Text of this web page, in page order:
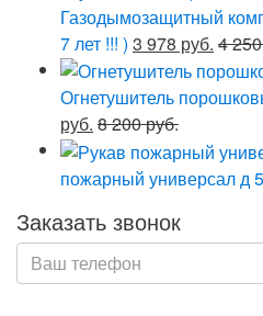
Газодымозащитный
7 лет !!! ) 3 978 руб. 4
Огнетушитель
руб. 8 200 руб.
пожарный универсал д
Заказать звонок